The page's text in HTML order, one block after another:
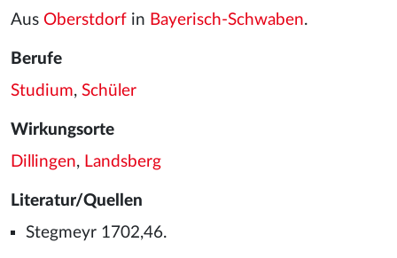
Aus Oberstdorf in Bayerisch-Schwaben.
Berufe
Studium, Schüler
Wirkungsorte
Dillingen, Landsberg
Literatur/Quellen
Stegmeyr 1702,46.